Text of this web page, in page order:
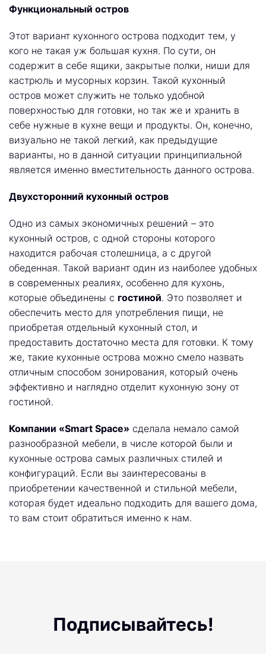
Функциональный остров
Этот вариант кухонного острова подходит тем, у
кого не такая уж большая кухня. По сути, он
содержит в себе ящики, закрытые полки, ниши для
кастрюль и мусорных корзин. Такой кухонный
остров может служить не только удобной
поверхностью для готовки, но так же и хранить в
себе нужные в кухне вещи и продукты. Он, конечно,
визуально не такой легкий, как предыдущие
варианты, но в данной ситуации принципиальной
является именно вместительность данного острова.
Двухсторонний кухонный остров
Одно из самых экономичных решений – это
кухонный остров, с одной стороны которого
находится рабочая столешница, а с другой
обеденная. Такой вариант один из наиболее удобных
в современных реалиях, особенно для кухонь,
которые объединены с гостиной. Это позволяет и
обеспечить место для употребления пищи, не
приобретая отдельный кухонный стол, и
предоставить достаточно места для готовки. К тому
же, такие кухонные острова можно смело назвать
отличным способом зонирования, который очень
эффективно и наглядно отделит кухонную зону от
гостиной.
Компании «Smart Space» сделала немало самой
разнообразной мебели, в числе которой были и
кухонные острова самых различных стилей и
конфигураций. Если вы заинтересованы в
приобретении качественной и стильной мебели,
которая будет идеально подходить для вашего дома,
то вам стоит обратиться именно к нам.
Подписывайтесь!